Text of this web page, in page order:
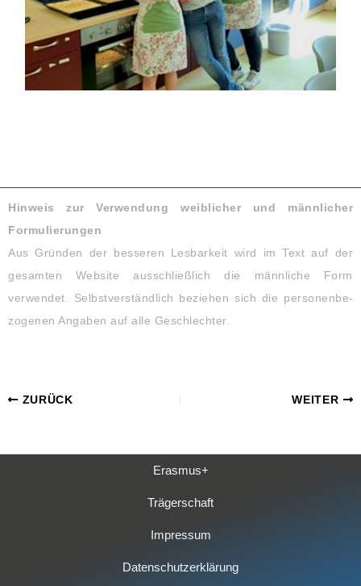
Hinweis zur Verwendung weiblicher und männlicher
Formulierungen
Aus Gründen der besseren Lesbarkeit wird im Text auf der
gesamten Website ausschließlich die männliche Form
verwendet. Selbstverständlich beziehen sich die personenbe­
zogenen Angaben auf alle Geschlechter.
ZURÜCK WEITER
Erasmus+
Trägerschaft
Impressum
Datenschutzerklärung